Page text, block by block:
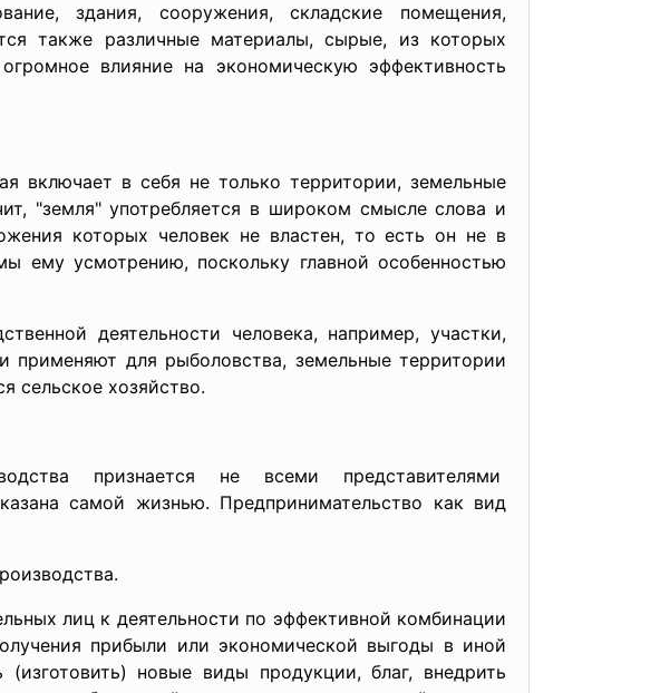
здания, сооружения, складские помещения,
также различные материалы, сырые, из которых
влияние на экономическую эффективность
включает в себя не только территории, земельные
"земля" употребляется в широком смысле слова и
которых человек не властен, то есть он не в
ему усмотрению, поскольку главной особенностью
деятельности человека, например, участки,
для рыболовства, земельные территории
сельское хозяйство.
признается не всеми представителями
самой жизнью. Предпринимательство как вид
лиц к деятельности по эффективной комбинации
прибыли или экономической выгоды в иной
новые виды продукции, благ, внедрить